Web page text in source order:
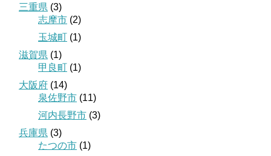
三重県 (3)
志摩市 (2)
玉城町 (1)
滋賀県 (1)
甲良町 (1)
大阪府 (14)
泉佐野市 (11)
河内長野市 (3)
兵庫県 (3)
たつの市 (1)